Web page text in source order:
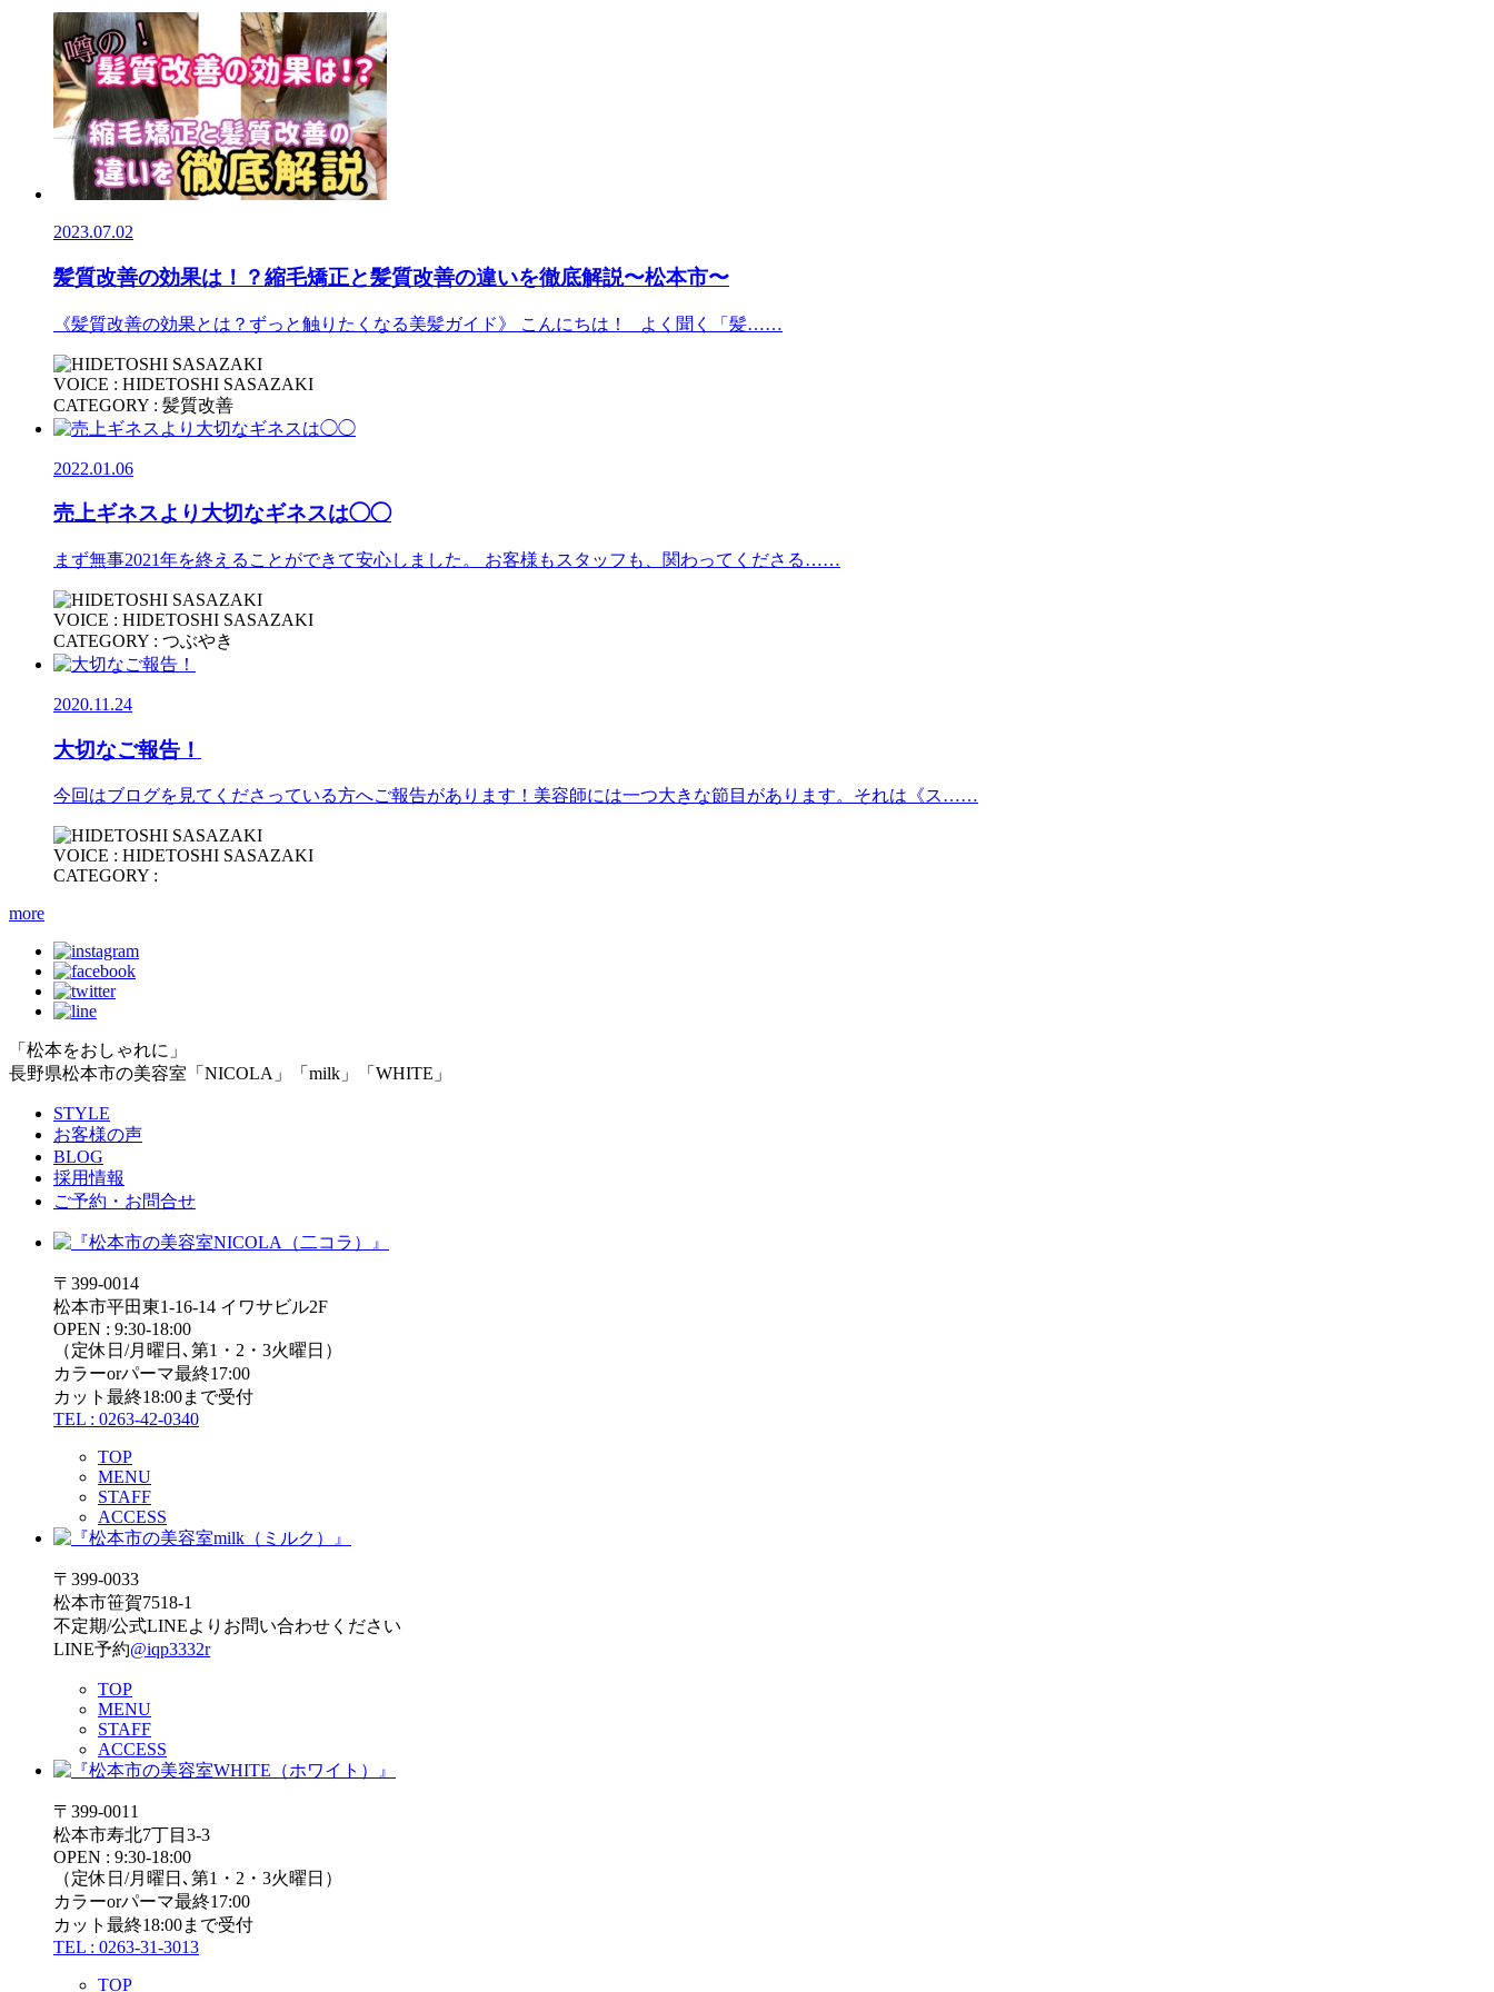
2023.07.02
髪質改善の効果は！？縮毛矯正と髪質改善の違いを徹底解説〜松本市〜
《髪質改善の効果とは？ずっと触りたくなる美髪ガイド》 こんにちは！ よく聞く「髪……
VOICE : HIDETOSHI SASAZAKI
CATEGORY : 髪質改善
2022.01.06
売上ギネスより大切なギネスは◯◯
まず無事2021年を終えることができて安心しました。 お客様もスタッフも、関わってくださる……
VOICE : HIDETOSHI SASAZAKI
CATEGORY : つぶやき
2020.11.24
大切なご報告！
今回はブログを見てくださっている方へご報告があります！美容師には一つ大きな節目があります。それは《ス……
VOICE : HIDETOSHI SASAZAKI
CATEGORY :
more
「松本をおしゃれに」
長野県松本市の美容室「NICOLA」「milk」「WHITE」
STYLE
お客様の声
BLOG
採用情報
ご予約・お問合せ
〒399-0014
松本市平田東1-16-14 イワサビル2F
OPEN : 9:30-18:00
（定休日/月曜日､第1・2・3火曜日）
カラーorパーマ最終17:00
カット最終18:00まで受付
TEL : 0263-42-0340
TOP
MENU
STAFF
ACCESS
〒399-0033
松本市笹賀7518-1
不定期/公式LINEよりお問い合わせください
LINE予約@iqp3332r
TOP
MENU
STAFF
ACCESS
〒399-0011
松本市寿北7丁目3-3
OPEN : 9:30-18:00
（定休日/月曜日､第1・2・3火曜日）
カラーorパーマ最終17:00
カット最終18:00まで受付
TEL : 0263-31-3013
TOP